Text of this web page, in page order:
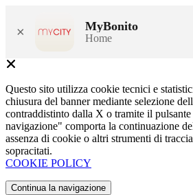
× MyBonito
Home
Questo sito utilizza cookie tecnici e
chiusura del banner mediante selezione
contraddistinto dalla X o tramite il
navigazione" comporta la continuazione
assenza di cookie o altri strumenti di
sopracitati.
COOKIE POLICY
Continua la navigazione